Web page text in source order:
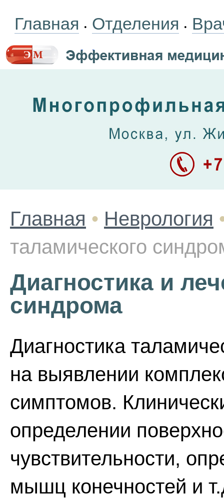
Главная • Отделения •
Главная • Неврология
таламического
Диагностика и
синдрома
Диагностика
на выявлении
симптомов.
определении
чувствительности,
мышц конечностей и